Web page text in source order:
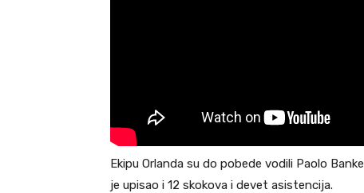
Ekipu Orlanda su do pobede vodili Paolo
je upisao i 12 skokova i devet asistencija.